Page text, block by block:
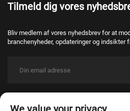
Tilmeld dig vores
Bliv medlem af vores nyhedsbrev for at
branchenyheder, opdateringer og indsikter
rettigheder forbeholdt.